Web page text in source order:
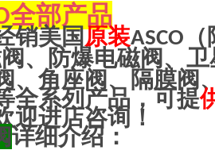
全部产品
销美国原装ASCO
、防爆电磁阀、
、角座阀、隔膜阀
全系列产品，可提
迎进店咨询！
详细介绍：